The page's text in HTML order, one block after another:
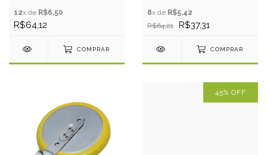
12x de R$6,50
R$64,12
COMPRAR
8x de R$5,42
R$64,21
R$37,31
COMPRAR
45% OFF